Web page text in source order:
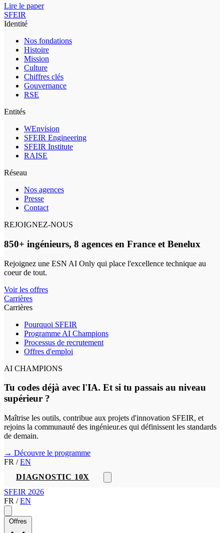
Lire le paper
SFEIR
Identité
Nos fondations
Histoire
Mission
Culture
Chiffres clés
Gouvernance
RSE
Entités
WEnvision
SFEIR Engineering
SFEIR Institute
RAISE
Réseau
Nos agences
Presse
Contact
REJOIGNEZ-NOUS
850+ ingénieurs, 8 agences en France et Benelux
Rejoignez une ESN AI Only qui place l'excellence technique au
coeur de tout.
Voir les offres
Carrières
Carrières
Pourquoi SFEIR
Programme AI Champions
Processus de recrutement
Offres d'emploi
AI CHAMPIONS
Tu codes déjà avec l'IA. Et si tu passais au niveau
supérieur ?
Maîtrise les outils, contribue aux projets d'innovation SFEIR, et
rejoins la communauté des ingénieur.es qui définissent les standards
de demain.
→ Découvre le programme
FR / EN
DIAGNOSTIC 10X
SFEIR 2026
FR / EN
Offres